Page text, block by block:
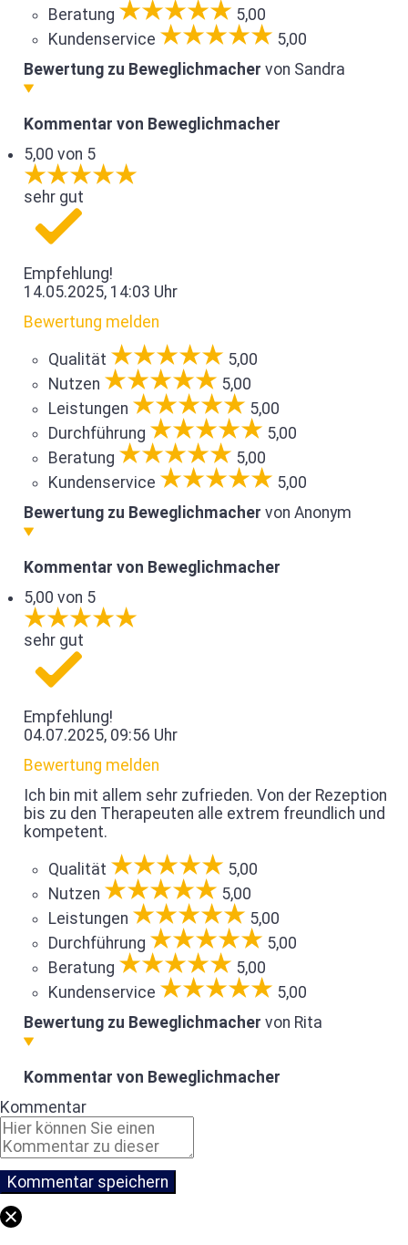
Beratung
5,00
Kundenservice
5,00
Bewertung zu Beweglichmacher von Sandra
Kommentar von Beweglichmacher
5,00 von 5
sehr gut
Empfehlung!
14.05.2025, 14:03 Uhr
Bewertung melden
Qualität
5,00
Nutzen
5,00
Leistungen
5,00
Durchführung
5,00
Beratung
5,00
Kundenservice
5,00
Bewertung zu Beweglichmacher von Anonym
Kommentar von Beweglichmacher
5,00 von 5
sehr gut
Empfehlung!
04.07.2025, 09:56 Uhr
Bewertung melden
Ich bin mit allem sehr zufrieden. Von der Rezeption
bis zu den Therapeuten alle extrem freundlich und
kompetent.
Qualität
5,00
Nutzen
5,00
Leistungen
5,00
Durchführung
5,00
Beratung
5,00
Kundenservice
5,00
Bewertung zu Beweglichmacher von Rita
Kommentar von Beweglichmacher
Kommentar